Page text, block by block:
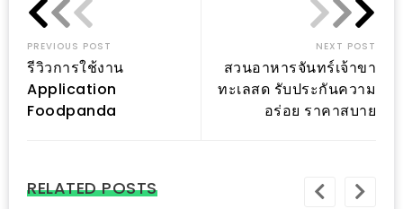
ไหม?
แวะ
ไป
ผิง
ไฟ
มาร์ช
PREVIOUS POST
รีวิวการใช้งาน
Application
Foodpanda
NEXT POST
สวนอาหารจันทร์เจ้าขา
ทะเลสด รับประกันความ
อร่อย ราคาสบาย
RELATED POSTS